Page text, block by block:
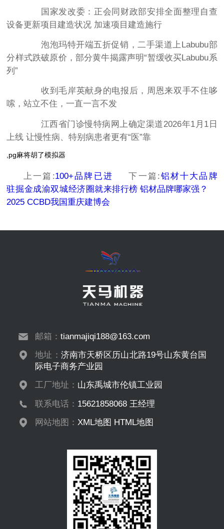
国家发改委：正会同财政部安排全面整理自查
设备更新项目建造状况 加速项目建造施行
泡泡玛特开端五折促销，二手渠道上Labubu部
分样式跌破原价，部分黄牛揭露声明“暂缓收买Labubu系
列”
收到毛岸英献身的电报后，周恩来双手不住哆
嗦，站立不住，一直一言不发
江西省门诊慢特病网上确定渠道2026年1月1日
上线 让慢性病、特别病患者更有“医”靠
,pg麻将胡了模拟器
上一篇:100+品牌已进
驻掘金成渝双城经济圈就来
2025 CCBD我国重庆建博会
下一篇:铝材十大品牌
排行榜 铝材品牌哪家强？
邮箱：tianmajiqi188@163.com
地址： 济南市天桥区历山北路19号山东黄台国
际电子商务产业园
工厂地址： 山东禹城市伦镇工业园
联系电话： 15621858068 王经理
网站地图：XML地图 HTML地图